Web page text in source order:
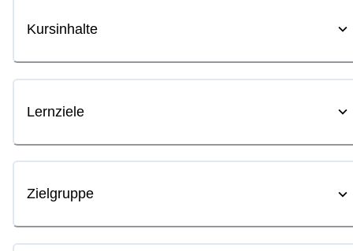
Kursinhalte
Lernziele
Zielgruppe